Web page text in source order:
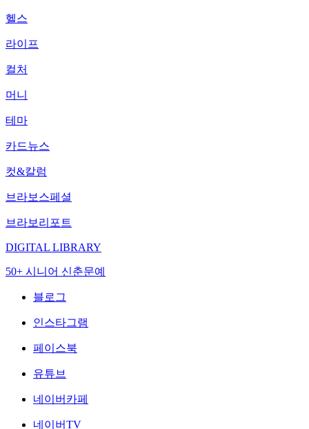
헬스
라이프
컬처
머니
테마
카드뉴스
컷&칼럼
브라보스페셜
브라보리포트
DIGITAL LIBRARY
50+ 시니어 신춘문예
블로그
인스타그램
페이스북
유튜브
네이버카페
네이버TV